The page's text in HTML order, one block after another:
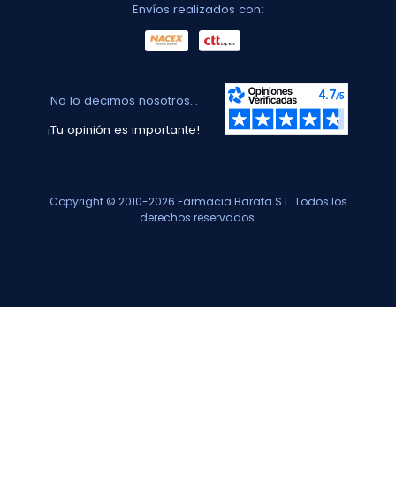
Envíos realizados con:
No lo decimos nosotros...
¡Tu opinión es importante!
Copyright © 2010-2026 Farmacia Barata S.L. Todos los
derechos reservados.